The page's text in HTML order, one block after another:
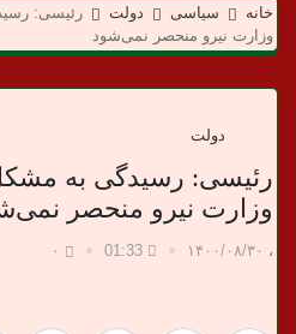
ی
د
ن
خ
خانه سیاسی دولت
رئیسی:
وزارت نیرو منحصر نمی‌شود
دولت
رئیسی: رسیدگی به
وزارت نیرو منحصر
، ۱۴۰۰/۰۸/۳۰ 01:33 ۰